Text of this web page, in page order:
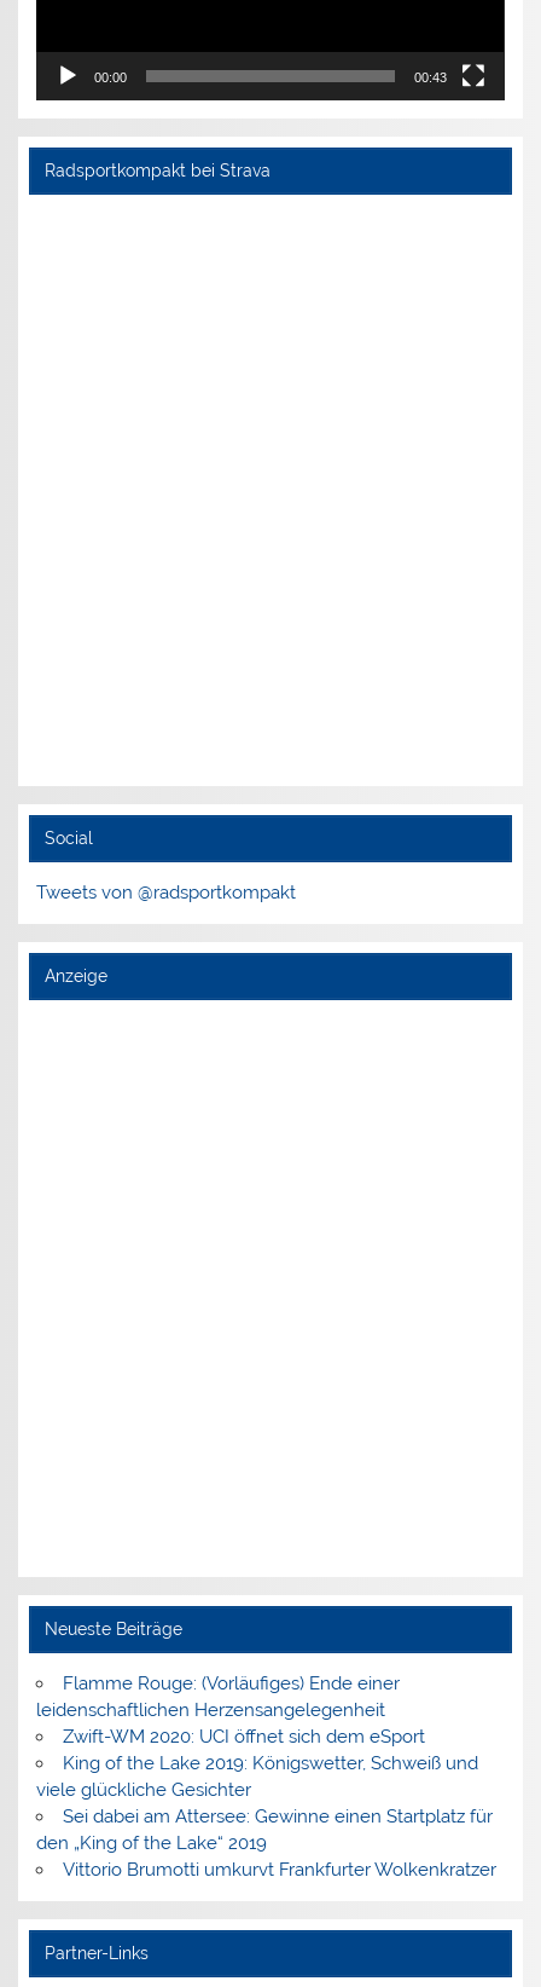
00:00 00:43
Radsportkompakt bei Strava
Social
Tweets von @radsportkompakt
Anzeige
Neueste Beiträge
Flamme Rouge: (Vorläufiges) Ende einer
leidenschaftlichen Herzensangelegenheit
Zwift-WM 2020: UCI öffnet sich dem eSport
King of the Lake 2019: Königswetter, Schweiß und
viele glückliche Gesichter
Sei dabei am Attersee: Gewinne einen Startplatz für
den „King of the Lake“ 2019
Vittorio Brumotti umkurvt Frankfurter Wolkenkratzer
Partner-Links